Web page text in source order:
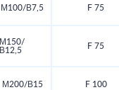
М100/В7,5 F 75
М150/
В12,5
F 75
М200/В15 F 100